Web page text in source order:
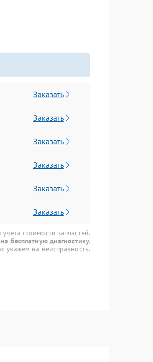
Заказать
Заказать
Заказать
Заказать
Заказать
Заказать
стоимости запчастей.
бесплатную диагностику.
укажем на неисправность.